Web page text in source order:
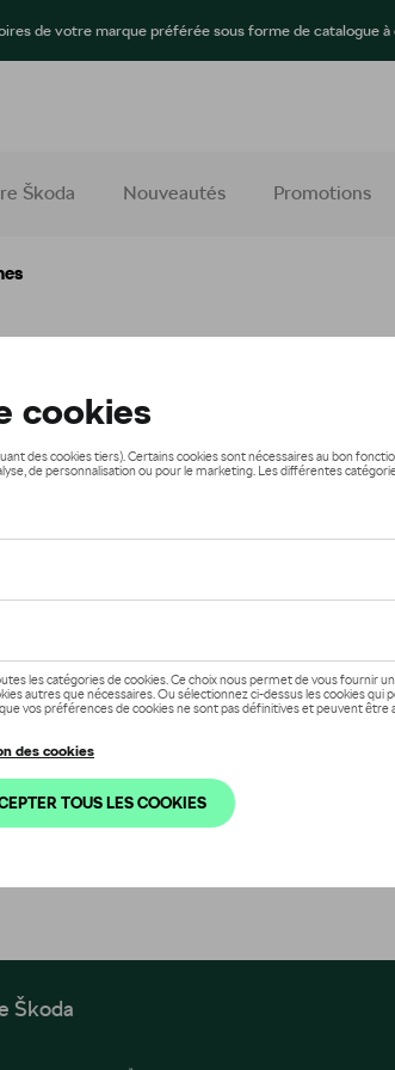
de votre marque préférée sous forme de catalogue
Škoda Nouveautés Promotions
Škoda